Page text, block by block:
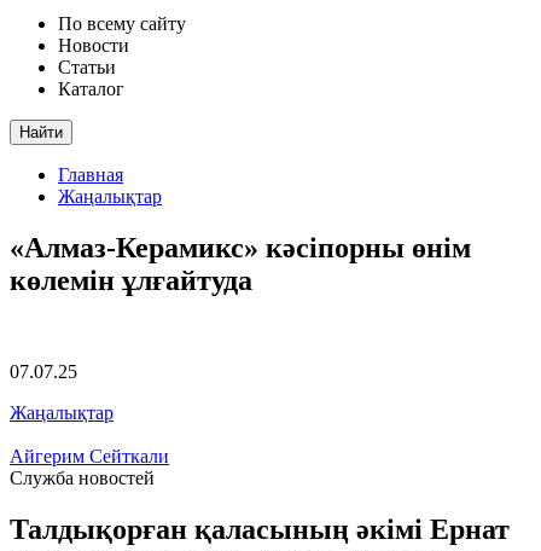
По всему сайту
Новости
Статьи
Каталог
Найти
Главная
Жаңалықтар
«Алмаз-Керамикс» кәсіпорны өнім
көлемін ұлғайтуда
07.07.25
Жаңалықтар
Айгерим Сейткали
Служба новостей
Талдықорған қаласының әкімі Ернат